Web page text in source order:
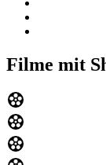
Filme mit